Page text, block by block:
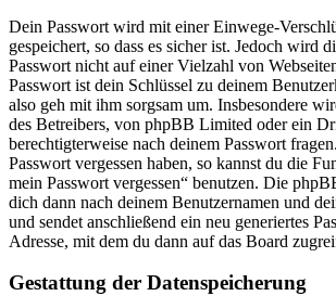
Dein Passwort wird mit einer Einwege-
gespeichert, so dass es sicher ist. Jedoch wird
Passwort nicht auf einer Vielzahl von
Passwort ist dein Schlüssel zu deinem
also geh mit ihm sorgsam um. Insbesondere
des Betreibers, von phpBB Limited oder ein
berechtigterweise nach deinem Passwort
Passwort vergessen haben, so kannst du die
mein Passwort vergessen“ benutzen. Die
dich dann nach deinem Benutzernamen und
und sendet anschließend ein neu generiertes
Adresse, mit dem du dann auf das Board
Gestattung der Datenspeicherung